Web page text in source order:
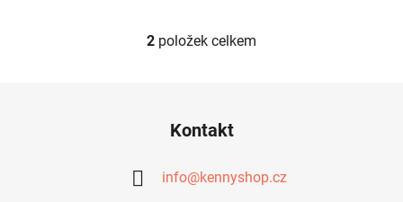
O
d
c
í
2 položek celkem
Kontakt
info@kennyshop.cz